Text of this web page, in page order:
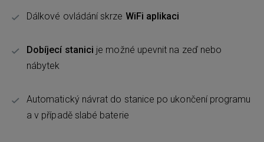
Dálkové ovládání skrze WiFi aplikaci
Dobíjecí stanici je možné upevnit na zeď nebo
nábytek
Automatický návrat do stanice po ukončení programu
a v případě slabé baterie